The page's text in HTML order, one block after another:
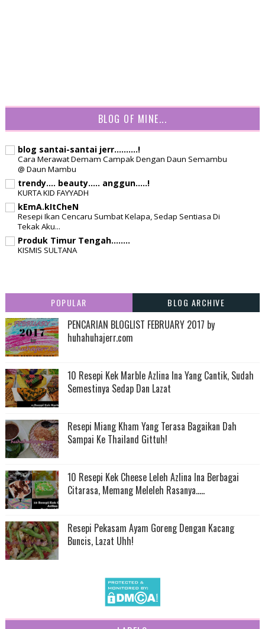
BLOG OF MINE...
blog santai-santai jerr..........!
Cara Merawat Demam Campak Dengan Daun Semambu
@ Daun Mambu
trendy.... beauty..... anggun.....!
KURTA KID FAYYADH
kEmA.kItCheN
Resepi Ikan Cencaru Sumbat Kelapa, Sedap Sentiasa Di
Tekak Aku...
Produk Timur Tengah........
KISMIS SULTANA
POPULAR BLOG ARCHIVE
PENCARIAN BLOGLIST FEBRUARY 2017 by
huhahuhajerr.com
10 Resepi Kek Marble Azlina Ina Yang Cantik, Sudah
Semestinya Sedap Dan Lazat
Resepi Miang Kham Yang Terasa Bagaikan Dah
Sampai Ke Thailand Gittuh!
10 Resepi Kek Cheese Leleh Azlina Ina Berbagai
Citarasa, Memang Meleleh Rasanya.....
Resepi Pekasam Ayam Goreng Dengan Kacang
Buncis, Lazat Uhh!